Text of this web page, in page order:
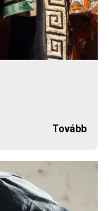
Tovább